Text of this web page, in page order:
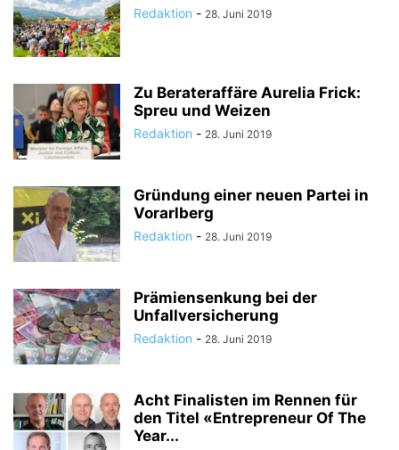
Redaktion - 28. Juni 2019
Zu Berateraffäre Aurelia Frick:
Spreu und Weizen
Redaktion - 28. Juni 2019
Gründung einer neuen Partei in
Vorarlberg
Redaktion - 28. Juni 2019
Prämiensenkung bei der
Unfallversicherung
Redaktion - 28. Juni 2019
Acht Finalisten im Rennen für
den Titel «Entrepreneur Of The
Year...